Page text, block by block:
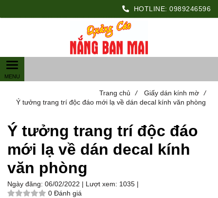
HOTLINE: 0989246596
Trang chủ / Giấy dán kính mờ
/
Ý tưởng trang trí độc đáo mới lạ về dán decal kính văn phòng
Ý tưởng trang trí độc đáo
mới lạ về dán decal kính
văn phòng
Ngày đăng: 06/02/2022 | Lượt xem: 1035 |
0 Đánh giá